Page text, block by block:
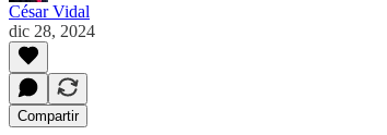
César Vidal
dic 28, 2024
Compartir